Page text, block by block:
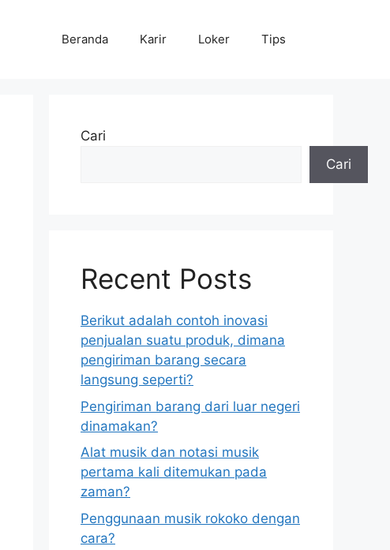
Beranda Karir Loker Tips
Cari
Cari
Recent Posts
Berikut adalah contoh inovasi
penjualan suatu produk, dimana
pengiriman barang secara
langsung seperti?
Pengiriman barang dari luar negeri
dinamakan?
Alat musik dan notasi musik
pertama kali ditemukan pada
zaman?
Penggunaan musik rokoko dengan
cara?